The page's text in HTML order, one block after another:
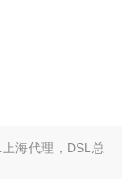
海代理，DSL总